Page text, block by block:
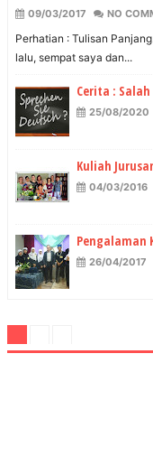
09/03/2017 NO
Perhatian : Tulisan
lalu, sempat saya dan...
Cerita :
25/08/2020
Kuliah
04/03/2016
Pengalaman
26/04/2017